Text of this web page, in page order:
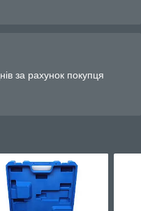
за рахунок покупця